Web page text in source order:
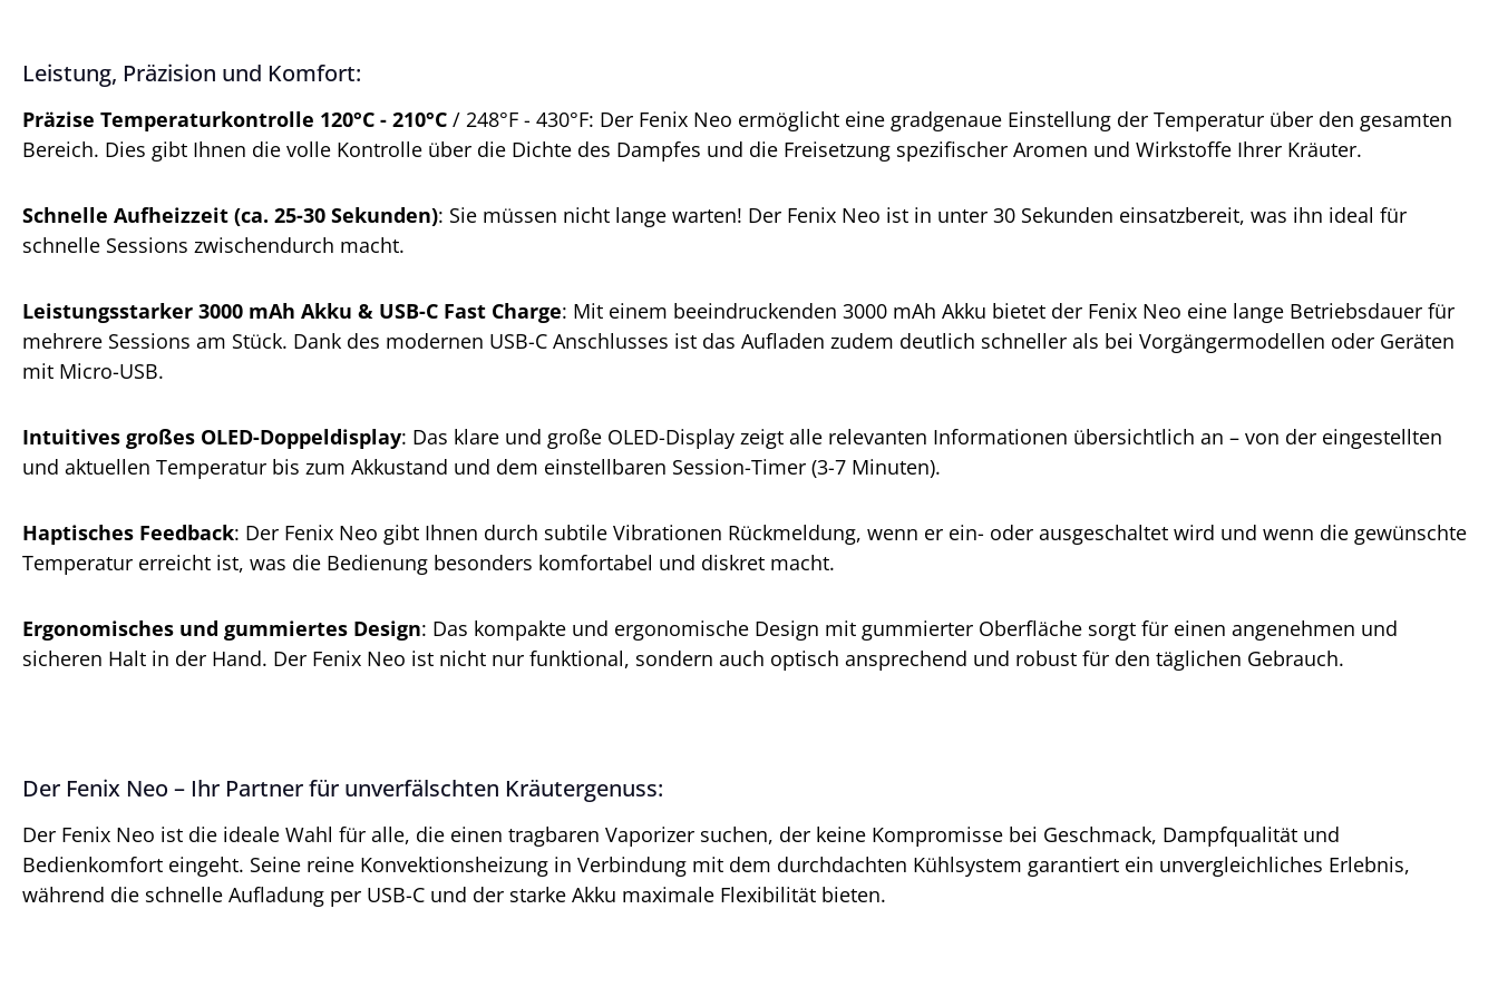
Leistung, Präzision und Komfort:
Präzise Temperaturkontrolle 120°C - 210°C / 248°F - 430°F: Der Fenix Neo ermöglicht eine gradgenaue Einstellung der Temperatur über den gesamten
Bereich. Dies gibt Ihnen die volle Kontrolle über die Dichte des Dampfes und die Freisetzung spezifischer Aromen und Wirkstoffe Ihrer Kräuter.
Schnelle Aufheizzeit (ca. 25-30 Sekunden): Sie müssen nicht lange warten! Der Fenix Neo ist in unter 30 Sekunden einsatzbereit, was ihn ideal für
schnelle Sessions zwischendurch macht.
Leistungsstarker 3000 mAh Akku & USB-C Fast Charge: Mit einem beeindruckenden 3000 mAh Akku bietet der Fenix Neo eine lange Betriebsdauer für
mehrere Sessions am Stück. Dank des modernen USB-C Anschlusses ist das Aufladen zudem deutlich schneller als bei Vorgängermodellen oder Geräten
mit Micro-USB.
Intuitives großes OLED-Doppeldisplay: Das klare und große OLED-Display zeigt alle relevanten Informationen übersichtlich an – von der eingestellten
und aktuellen Temperatur bis zum Akkustand und dem einstellbaren Session-Timer (3-7 Minuten).
Haptisches Feedback: Der Fenix Neo gibt Ihnen durch subtile Vibrationen Rückmeldung, wenn er ein- oder ausgeschaltet wird und wenn die gewünschte
Temperatur erreicht ist, was die Bedienung besonders komfortabel und diskret macht.
Ergonomisches und gummiertes Design: Das kompakte und ergonomische Design mit gummierter Oberfläche sorgt für einen angenehmen und
sicheren Halt in der Hand. Der Fenix Neo ist nicht nur funktional, sondern auch optisch ansprechend und robust für den täglichen Gebrauch.
Der Fenix Neo – Ihr Partner für unverfälschten Kräutergenuss:
Der Fenix Neo ist die ideale Wahl für alle, die einen tragbaren Vaporizer suchen, der keine Kompromisse bei Geschmack, Dampfqualität und
Bedienkomfort eingeht. Seine reine Konvektionsheizung in Verbindung mit dem durchdachten Kühlsystem garantiert ein unvergleichliches Erlebnis,
während die schnelle Aufladung per USB-C und der starke Akku maximale Flexibilität bieten.